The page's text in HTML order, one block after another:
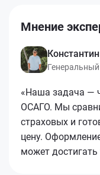
Мнение
«Наша задача —
ОСАГО. Мы
страховых и
цену.
может